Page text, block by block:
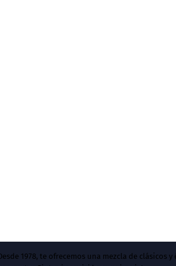
1978, te ofrecemos una mezcla de